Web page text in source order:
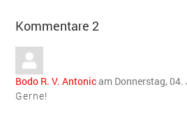
Kommentare 2
Bodo R. V. Antonicam Donnerstag,
Gerne!